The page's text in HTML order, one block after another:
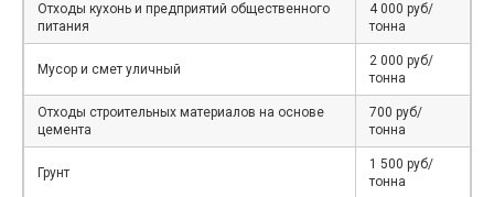
Отходы кухонь и предприятий общественного
питания
4 000 руб/
тонна
Мусор и смет уличный
2 000 руб/
тонна
Отходы строительных материалов на основе
цемента
700 руб/
тонна
Грунт
1 500 руб/
тонна